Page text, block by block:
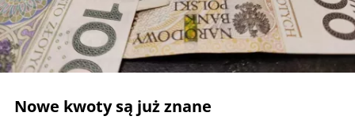
Nowe kwoty są już znane